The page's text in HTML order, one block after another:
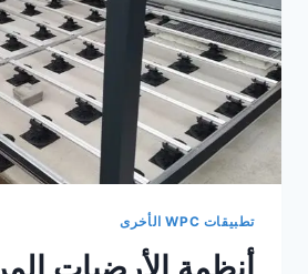
لمختلف
الأرضيات
الخارجية
تطبيقات WPC الأخرى